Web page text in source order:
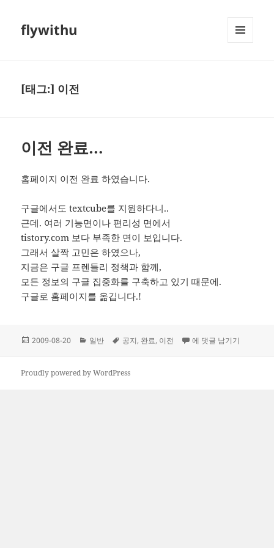
flywithu
[태그:] 이전
이전 완료…
홈페이지 이전 완료 하였습니다.
구글에서도 textcube를 지원하다니..
근데. 여러 기능면이나 편리성 면에서
tistory.com 보다 부족한 면이 보입니다.
그래서 살짝 고민은 하였으나,
지금은 구글 프렌들리 정책과 함께,
모든 정보의 구글 집중화를 구축하고 있기 때문에.
구글로 홈페이지를 옮깁니다.!
작
자
2009-08-20
카
리
일반
태
공지, 완료, 이전 이전 완료…
에 댓글 남기기
Proudly powered by WordPress